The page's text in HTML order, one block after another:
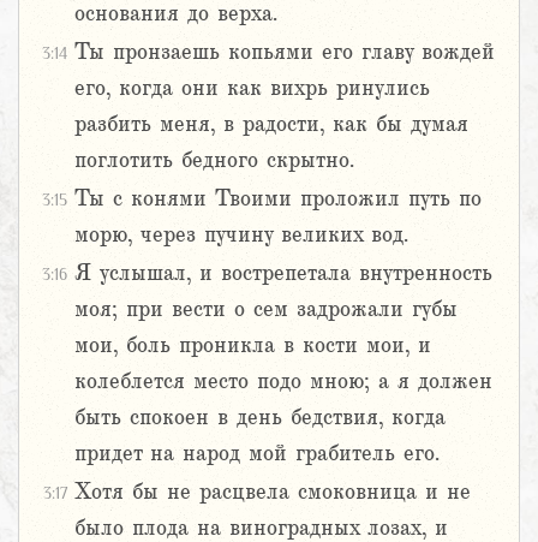
основания до верха.
3:14 Ты пронзаешь копьями его главу вождей
его, когда они как вихрь ринулись
разбить меня, в радости, как бы думая
поглотить бедного скрытно.
3:15 Ты с конями Твоими проложил путь по
морю, через пучину великих вод.
3:16 Я услышал, и вострепетала внутренность
моя; при вести о сем задрожали губы
мои, боль проникла в кости мои, и
колеблется место подо мною; а я должен
быть спокоен в день бедствия, когда
придет на народ мой грабитель его.
3:17 Хотя бы не расцвела смоковница и не
было плода на виноградных лозах, и